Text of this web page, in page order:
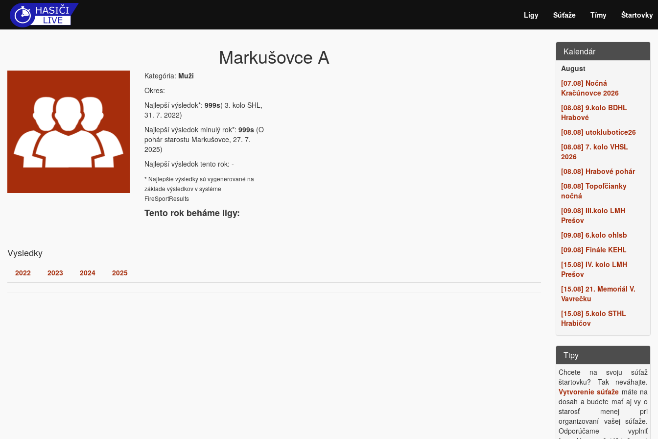
Ligy Súťaže Tímy Štartovky
Markušovce A
Kategória: Muži
Okres:
Najlepší výsledok*: 999s( 3. kolo SHL,
31. 7. 2022)
Najlepší výsledok minulý rok*: 999s (O
pohár starostu Markušovce, 27. 7.
2025)
Najlepší výsledok tento rok: -
* Najlepšie výsledky sú vygenerované na
základe výsledkov v systéme
FireSportResults
Tento rok beháme ligy:
Vysledky
2022 2023 2024 2025
Kalendár
August
[07.08] Nočná
Kračúnovce 2026
[08.08] 9.kolo BDHL
Hrabové
[08.08] utoklubotice26
[08.08] 7. kolo VHSL
2026
[08.08] Hrabové pohár
[08.08] Topoľčianky
nočná
[09.08] III.kolo LMH
Prešov
[09.08] 6.kolo ohlsb
[09.08] Finále KEHL
[15.08] IV. kolo LMH
Prešov
[15.08] 21. Memoriál V.
Vavrečku
[15.08] 5.kolo STHL
Hrabičov
Tipy
Chcete na svoju súťaž
štartovku? Tak neváhajte.
Vytvorenie súťaže máte na
dosah a budete mať aj vy o
starosť menej pri
organizovaní vašej súťaže.
Odporúčame vyplniť